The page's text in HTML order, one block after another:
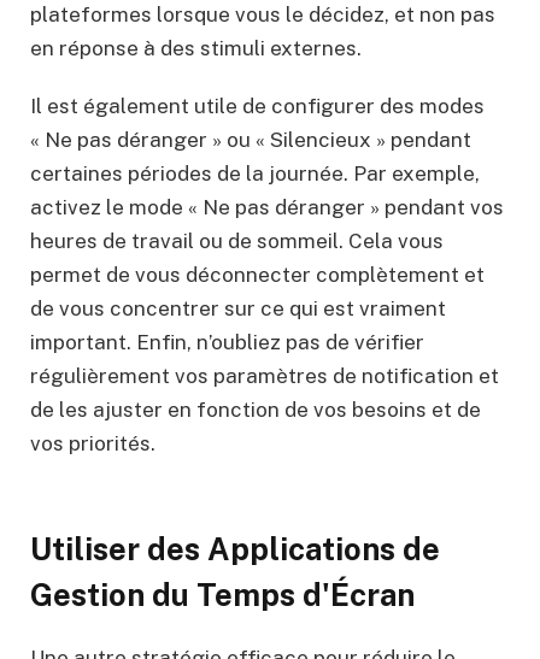
plateformes lorsque vous le décidez, et non pas
en réponse à des stimuli externes.
Il est également utile de configurer des modes
« Ne pas déranger » ou « Silencieux » pendant
certaines périodes de la journée. Par exemple,
activez le mode « Ne pas déranger » pendant vos
heures de travail ou de sommeil. Cela vous
permet de vous déconnecter complètement et
de vous concentrer sur ce qui est vraiment
important. Enfin, n’oubliez pas de vérifier
régulièrement vos paramètres de notification et
de les ajuster en fonction de vos besoins et de
vos priorités.
Utiliser des Applications de
Gestion du Temps d'Écran